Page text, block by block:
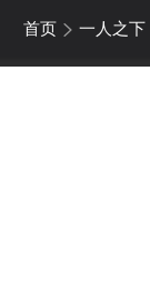
首页 一人之下